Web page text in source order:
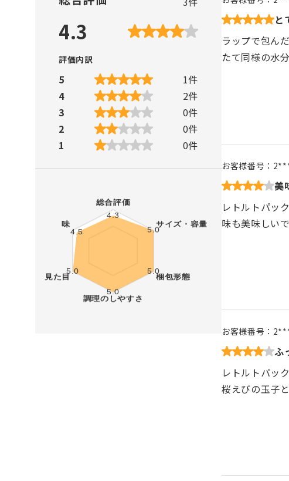
4.3
評価内訳
5 1件
4
2件
3
0件
2
0件
1
0件
と
ラップで包ん
たて同様の水
お客様番号：
美
レトルトパッ
味も美味しい
お客様番号：
ふ
レトルトパッ
桜えびの玉子